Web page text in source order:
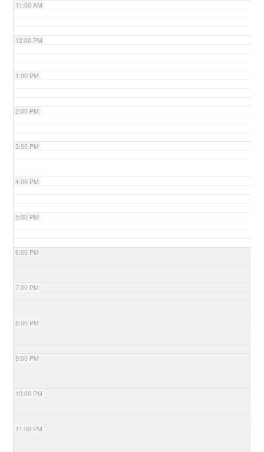
11:00 AM
12:00 PM
1:00 PM
2:00 PM
3:00 PM
4:00 PM
5:00 PM
6:00 PM
7:00 PM
8:00 PM
9:00 PM
10:00 PM
11:00 PM